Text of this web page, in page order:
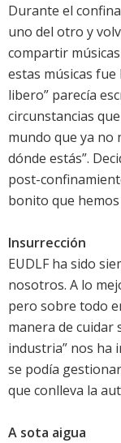
Durante el
uno del otro y
compartir
estas músicas fue
libero” parecía
circunstancias
mundo que ya no
dónde estás”.
post-
bonito que
Insurrección
EUDLF ha sido
nosotros. A lo
pero sobre todo
manera de cuidar
industria” nos ha
se podía
que conlleva la
A sota aigua